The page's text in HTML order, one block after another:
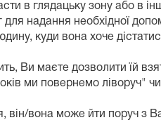
в глядацьку зону або в
надання необхідної
куди вона хоче
Ви маєте дозволити їй
ми повернемо ліворуч"
він/вона може йти поруч з